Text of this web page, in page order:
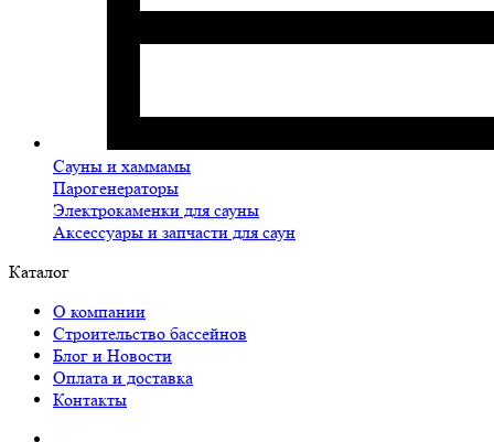
Сауны и хаммамы
Парогенераторы
Электрокаменки для сауны
Аксессуары и запчасти для саун
Каталог
О компании
Строительство бассейнов
Блог и Новости
Оплата и доставка
Контакты